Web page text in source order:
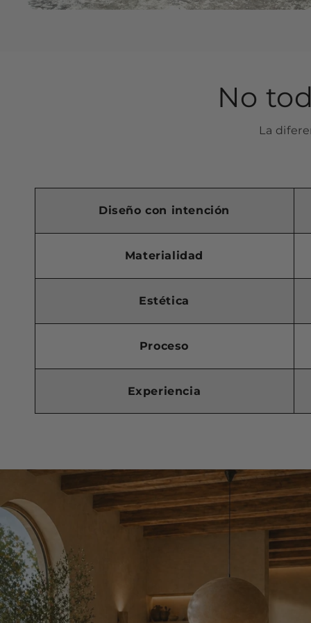
No
La
Diseño con intención
Materialidad
Estética
Proceso
Experiencia